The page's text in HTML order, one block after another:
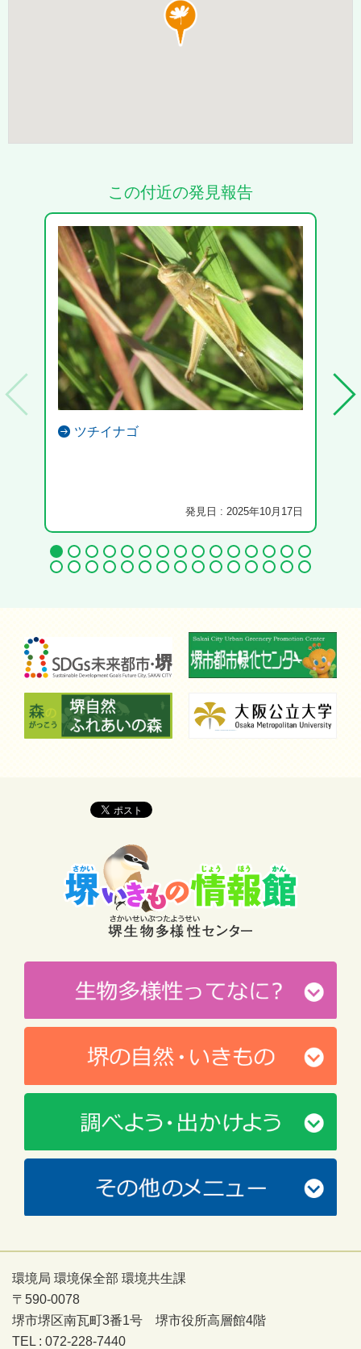
この付近の発見報告
ツチイナゴ
発見日 : 2025年10月17日
環境局 環境保全部 環境共生課
〒590-0078
堺市堺区南瓦町3番1号 堺市役所高層館4階
TEL : 072-228-7440